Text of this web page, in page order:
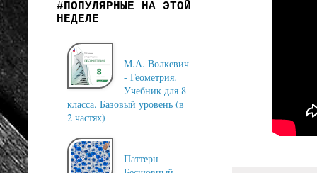
#ПОПУЛЯРНЫЕ НА ЭТОЙ
НЕДЕЛЕ
М.А. Волкевич
- Геометрия.
Учебник для 8
класса. Базовый уровень (в
2 частях)
Паттерн